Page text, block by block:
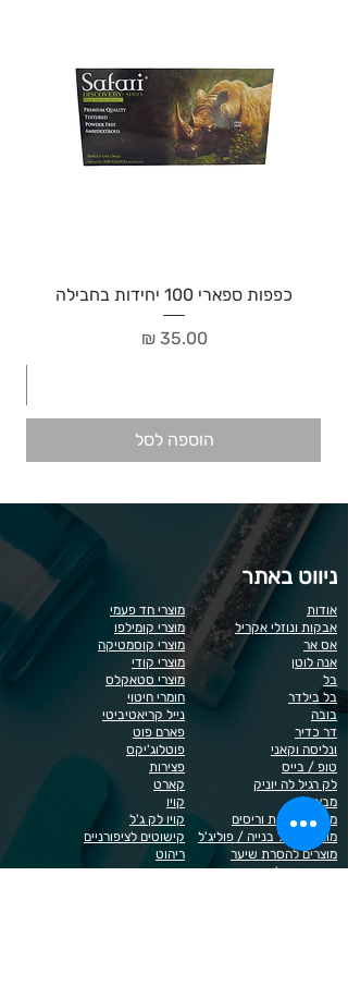
כפפות ספארי 100 יחידות בחבילה
מחיר‏35.00 ‏₪
הוספה לסל
ניווט באתר
מוצרי חד פעמי
מוצרי קומילפו
מוצרי קוסמטיקה
מוצרי קודי
מוצרי סטאקלס
חומרי חיטוי
נייל קריאטיביטי
פארם פוט
פוטלוג'יקס
פצירות
קארט
קויו
קויו לק ג'ל
קישוטים לציפורניים
ריהוט
ראשי שיוף
אודות
אבקות ונוזלי אקריל
אס אר
אנה לוטן
בל
בל בילדר
בובה
דר כדיר
ונליסה וקאני
טופ / בייס
לק רגיל לה יוניק
מבצעים
מוצרים לגבות וריסים
מוצרים לג'ל בנייה / פוליג'ל
מוצרים להסרת שיער
מוצרי חשמל